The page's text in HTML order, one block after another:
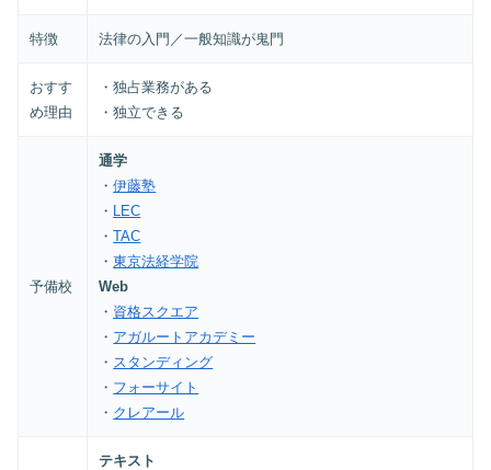
特徴 法律の入門／一般知識が鬼門
おすす
め理由
・独占業務がある
・独立できる
予備校
通学
・伊藤塾
・
LEC
・TAC
・東京法経学院
Web
・ 資格スクエア
・ アガルートアカデミー
・ スタンディング
・ フォーサイト
・ クレアール
テキスト